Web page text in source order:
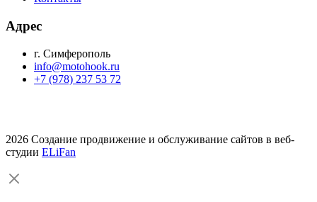
Адрес
г. Симферополь
info@motohook.ru
+7 (978) 237 53 72
2026 Создание продвижение и обслуживание сайтов в веб-
студии ELiFan